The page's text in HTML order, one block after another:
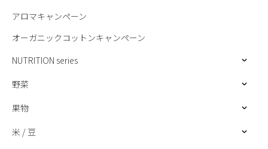
アロマキャンペーン
オーガニックコットンキャンペーン
NUTRITION series
野菜
果物
米 / 豆